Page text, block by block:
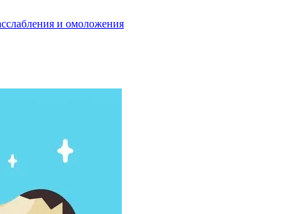
и омоложения